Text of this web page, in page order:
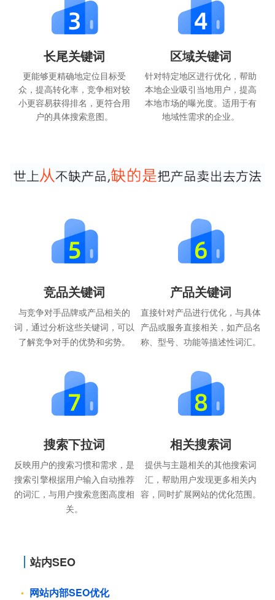
长尾关键词
更能够更精确地定位目标受
众，提高转化率，竞争相对较
小更容易获得排名，更符合用
户的具体搜索意图。
区域关键词
针对特定地区进行优化，帮助
本地企业吸引当地用户，提高
本地市场的曝光度。适用于有
地域性需求的企业。
竞品关键词
与竞争对手品牌或产品相关的
词，通过分析这些关键词，可以
了解竞争对手的优势和劣势。
产品关键词
直接针对产品进行优化，与具体
产品或服务直接相关，如产品名
称、型号、功能等描述性词汇。
搜索下拉词
反映用户的搜索习惯和需求，是
搜索引擎根据用户输入自动推荐
的词汇，与用户搜索意图高度相
关。
相关搜索词
提供与主题相关的其他搜索词
汇，帮助用户发现更多相关内
容，同时扩展网站的优化范围。
站内SEO
网站内部SEO优化